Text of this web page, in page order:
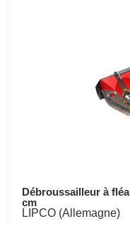
Débroussailleur à
cm
LIPCO (Allemagne)